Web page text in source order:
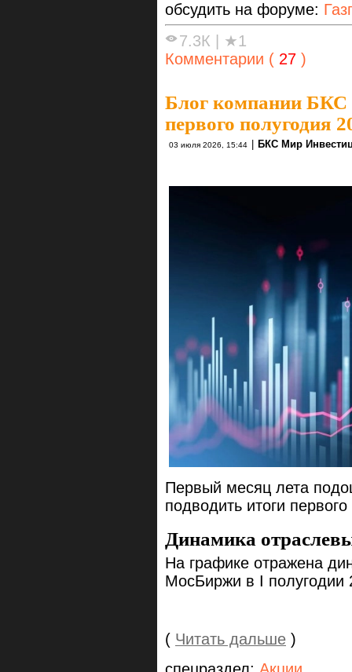
обсудить на форуме:
7.3К | ★1
Комментарии ( 27 )
Блог компании БКС
первого полугодия
03 июля 2026, 15:44 | БКС Мир
Первый месяц лета
подводить итоги
Динамика
На графике отражена
МосБиржи в I полугодии
( Читать дальше )